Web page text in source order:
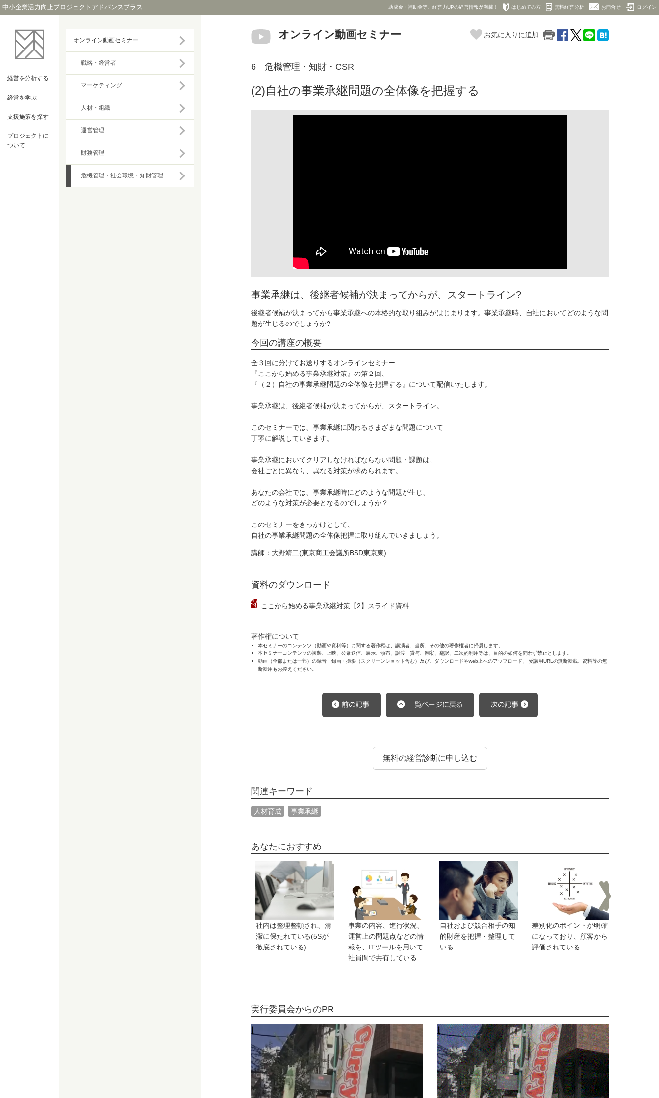
中小企業活力向上プロジェクトアドバンスプラス 助成金・補助金等、経営力UPの経営情報が満載！ はじめての方 無料経営分析 お問合せ ログイン
経営を分析する
経営を学ぶ
支援施策を探す
プロジェクト に
ついて
オンライン動画セミナー
戦略・経営者
マーケティング
人材・組織
運営管理
財務管理
危機管理・社会環境・知財管理
オンライン動画セミナー お気に入りに追加
6 危機管理・知財・CSR
(2)自社の事業承継問題の全体像を把握する
事業承継は、後継者候補が決まってからが、スタートライン?
後継者候補が決まってから事業承継への本格的な取り組みがはじまります。事業承継時、自社においてどのような問
題が生じるのでしょうか?
今回の講座の概要
全３回に分けてお送りするオンラインセミナー
『ここから始める事業承継対策』の第２回、
『（２）自社の事業承継問題の全体像を把握する』について配信いたします。
事業承継は、後継者候補が決まってからが、スタートライン。
このセミナーでは、事業承継に関わるさまざまな問題について
丁寧に解説していきます。
事業承継においてクリアしなければならない問題・課題は、
会社ごとに異なり、異なる対策が求められます。
あなたの会社では、事業承継時にどのような問題が生じ、
どのような対策が必要となるのでしょうか？
このセミナーをきっかけとして、
自社の事業承継問題の全体像把握に取り組んでいきましょう。
講師：大野靖二(東京商工会議所BSD東京東)
資料のダウンロード
ここから始める事業承継対策【2】スライド資料
著作権について
本セミナーのコンテンツ（動画や資料等）に関する著作権は、講演者、当所、その他の著作権者に帰属します。
本セミナーコンテンツの複製、上映、公衆送信、展示、頒布、譲渡、貸与、翻案、翻訳、二次的利用等は、目的の如何を問わず禁止とします。
動画（全部または一部）の録音・録画・撮影（スクリーンショット含む）及び、ダウンロードやweb上へのアップロード、 受講用URLの無断転載、資料等の無
断転用もお控えください。
無料の経営診断に申し込む
関連キーワード
人材育成 事業承継
あなたにおすすめ
社内は整理整頓され、清
潔に保たれている(5Sが
徹底されている)
事業の内容、進行状況、
運営上の問題点などの情
報を、ITツールを用いて
社員間で共有している
自社および競合相手の知
的財産を把握・整理して
いる
差別化のポイントが明確
になっており、顧客から
評価されている
実行委員会からのPR